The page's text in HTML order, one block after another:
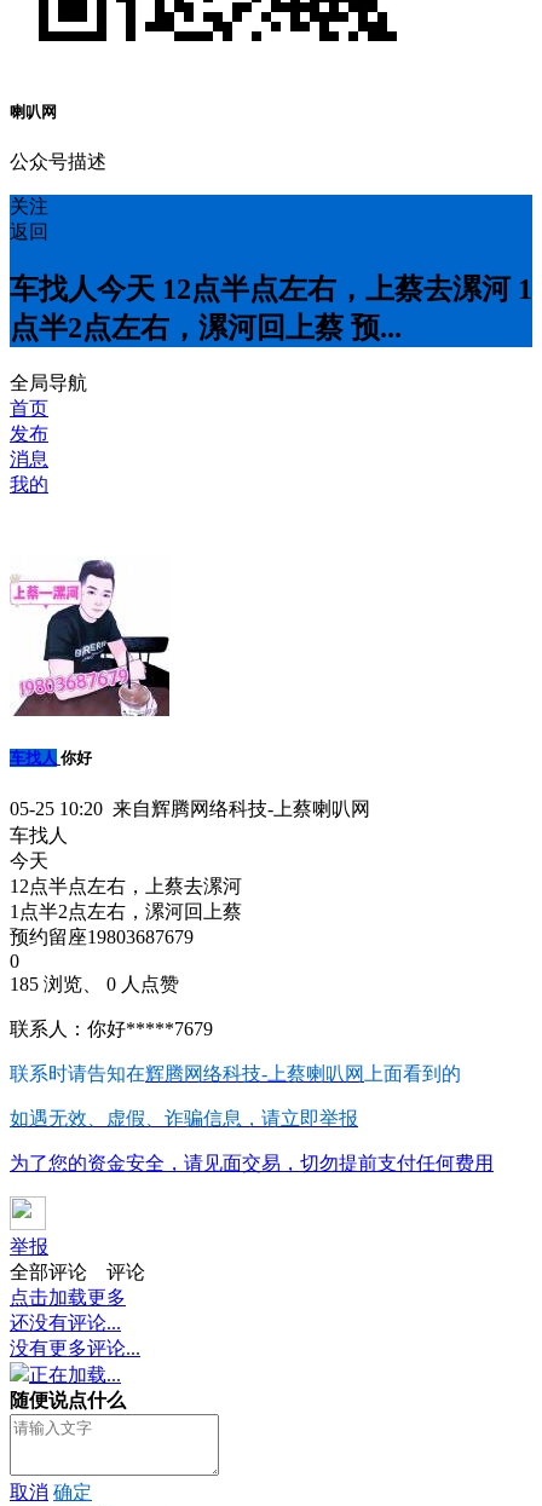
喇叭网
公众号描述
关注
返回
车找人今天 12点半点左右，上蔡去漯河 1
点半2点左右，漯河回上蔡 预...
全局导航
首页
发布
消息
我的
车找人 你好
05-25 10:20 来自辉腾网络科技-上蔡喇叭网
车找人
今天
12点半点左右，上蔡去漯河
1点半2点左右，漯河回上蔡
预约留座19803687679
0
185 浏览、 0 人点赞
联系人：你好*****7679
联系时请告知在辉腾网络科技-上蔡喇叭网 上面看到的
如遇无效、虚假、诈骗信息，请立即举报
为了您的资金安全，请见面交易，切勿提前支付任何费用
举报
全部评论
评论
点击加载更多
还没有评论...
没有更多评论...
正在加载...
随便说点什么
取消 确定